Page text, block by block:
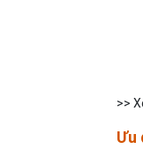
>>
Ưu